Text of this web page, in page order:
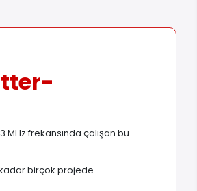
MHz frekansında çalışan bu
birçok projede